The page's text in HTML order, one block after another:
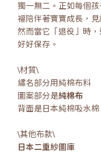
獨一無二。正如每個
福陪伴著寶寶成長，
然而當它「退役」時
好好保存。
\材質\
繡名部分用純棉布料
圖案部分是純棉布
背面是日本純棉吸水棉
\其他布款\
日本二重紗圖庫